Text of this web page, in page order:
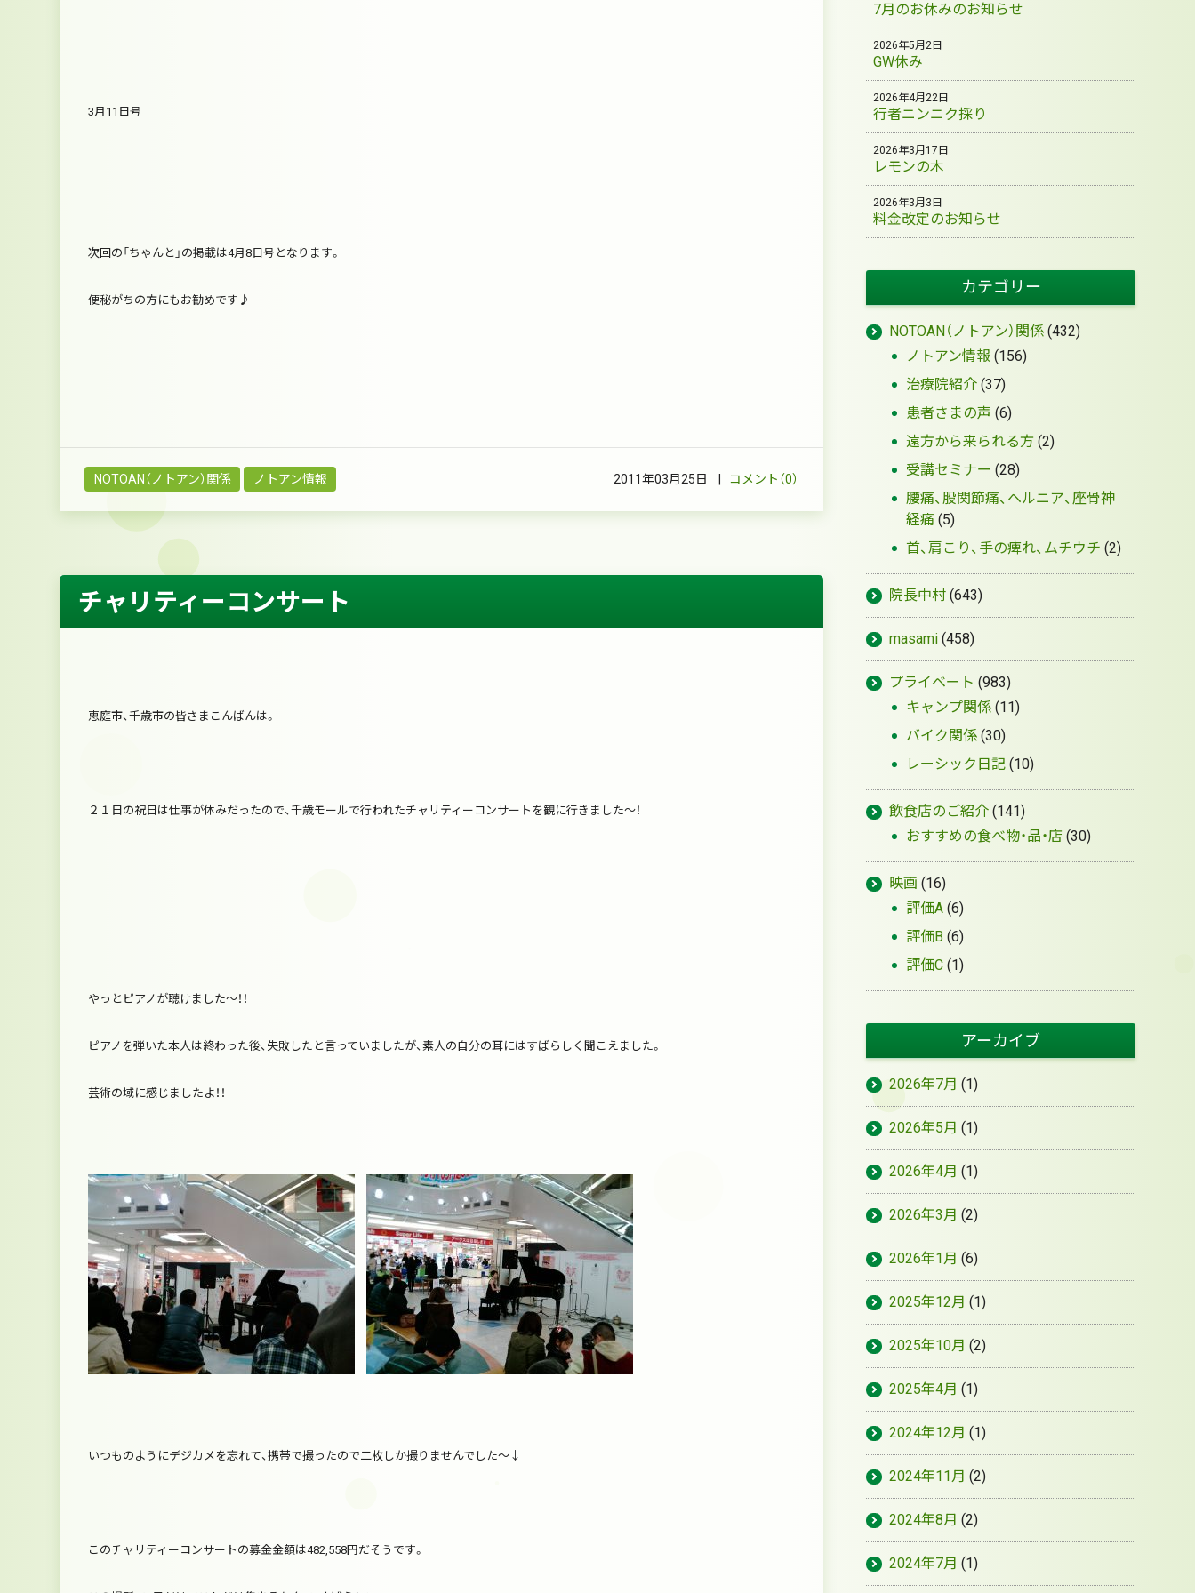
3月11日号
次回の「ちゃんと」の掲載は4月8日号となります。
便秘がちの方にもお勧めです♪
NOTOAN（ノトアン）関係 ノトアン情報 2011年03月25日 | コメント（0）
チャリティーコンサート
恵庭市、千歳市の皆さまこんばんは。
２１日の祝日は仕事が休みだったので、千歳モールで行われたチャリティーコンサートを観に行きました～！
やっとピアノが聴けました～！！
ピアノを弾いた本人は終わった後、失敗したと言っていましたが、素人の自分の耳にはすばらしく聞こえました。
芸術の域に感じましたよ！！
いつものようにデジカメを忘れて、携帯で撮ったので二枚しか撮りませんでした～↓
このチャリティーコンサートの募金金額は482,558円だそうです。
7月のお休みのお知らせ
GW休み
2026年5月2日
行者ニンニク採り
2026年4月22日
レモンの木
2026年3月17日
料金改定のお知らせ
2026年3月3日
カテゴリー
NOTOAN（ノトアン）関係 (432)
ノトアン情報 (156)
治療院紹介 (37)
患者さまの声 (6)
遠方から来られる方 (2)
受講セミナー (28)
腰痛、股関節痛、ヘルニア、座骨神
経痛 (5)
首、肩こり、手の痺れ、ムチウチ (2)
院長中村 (643)
masami (458)
プライベート (983)
キャンプ関係 (11)
バイク関係 (30)
レーシック日記 (10)
飲食店のご紹介 (141)
おすすめの食べ物・品・店 (30)
映画 (16)
評価A (6)
評価B (6)
評価C (1)
アーカイブ
2026年7月 (1)
2026年5月 (1)
2026年4月 (1)
2026年3月 (2)
2026年1月 (6)
2025年12月 (1)
2025年10月 (2)
2025年4月 (1)
2024年12月 (1)
2024年11月 (2)
2024年8月 (2)
2024年7月 (1)